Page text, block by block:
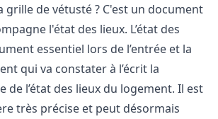
grille de vétusté ? C'est un document
l'état des lieux. L’état des
essentiel lors de l’entrée et la
qui va constater à l’écrit la
de l’état des lieux du logement. Il est
très précise et peut désormais